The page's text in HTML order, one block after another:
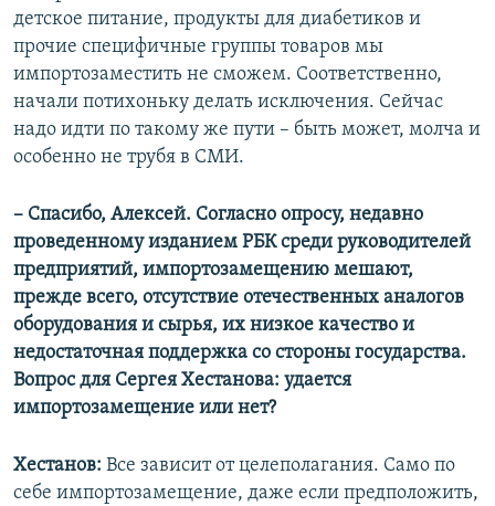
детское питание, продукты для диабетиков и
прочие специфичные группы товаров мы
импортозаместить не сможем. Соответственно,
начали потихоньку делать исключения. Сейчас
надо идти по такому же пути – быть может, молча и
особенно не трубя в СМИ.
– Спасибо, Алексей. Согласно опросу, недавно
проведенному изданием РБК среди руководителей
предприятий, импортозамещению мешают,
прежде всего, отсутствие отечественных аналогов
оборудования и сырья, их низкое качество и
недостаточная поддержка со стороны государства.
Вопрос для Сергея Хестанова: удается
импортозамещение или нет?
Хестанов: Все зависит от целеполагания. Само по
себе импортозамещение, даже если предположить,